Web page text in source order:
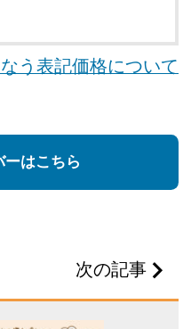
う表記価格について
はこちら
次の記事